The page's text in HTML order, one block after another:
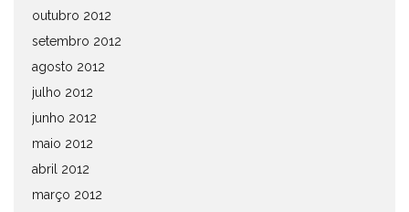
outubro 2012
setembro 2012
agosto 2012
julho 2012
junho 2012
maio 2012
abril 2012
março 2012